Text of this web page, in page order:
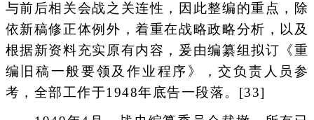
与前后相关会战之关连性，因此整编的重点，除
依新稿修正体例外，着重在战略政略分析，以及
根据新资料充实原有内容，爰由编纂组拟订《重
编旧稿一般要领及作业程序》，交负责人员参
考，全部工作于1948年底告一段落。[33]